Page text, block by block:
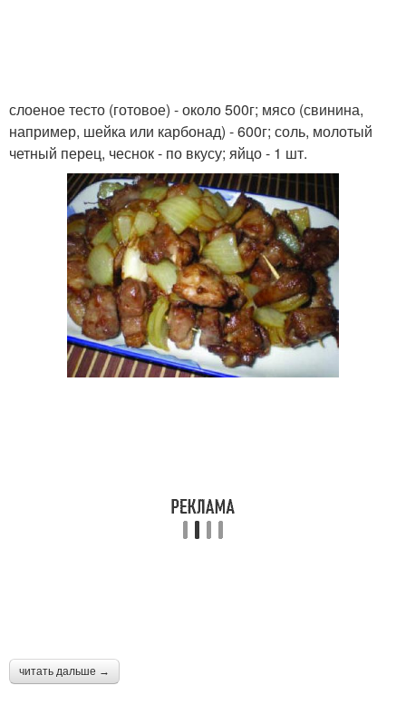
слоеное тесто (готовое) - около 500г; мясо (свинина,
например, шейка или карбонад) - 600г; соль, молотый
четный перец, чеснок - по вкусу; яйцо - 1 шт.
читать дальше →